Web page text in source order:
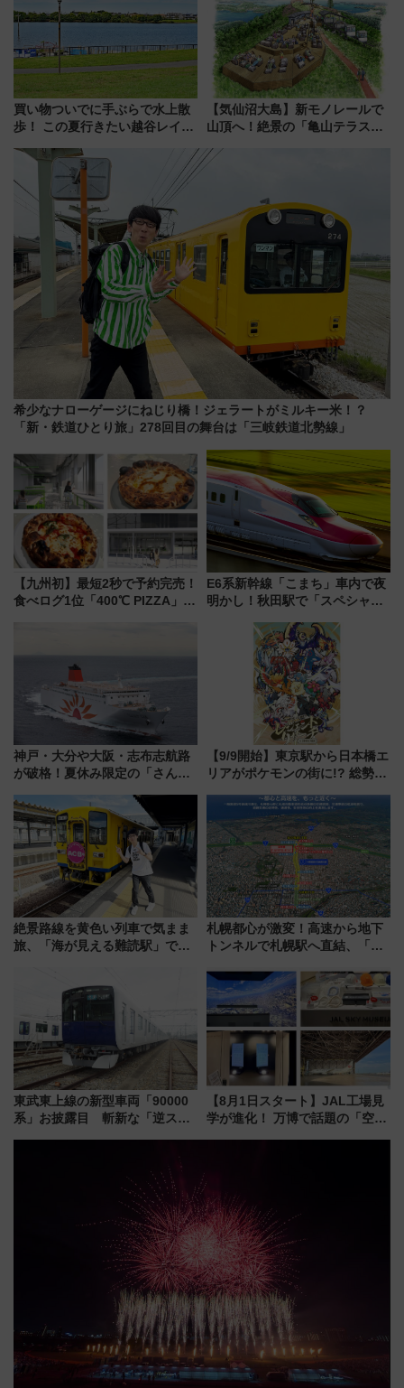
横浜へ！
買い物ついでに手ぶらで水上散
歩！ この夏行きたい越谷レイク
ア「LAKESIDE PARK」（埼玉
県越谷市）
【気仙沼大島】新モノレールで
山頂へ！絶景の「亀山テラス
暇村のお得な日帰りプランも登
希少なナローゲージにねじり橋！ジェラートがミルキー米！？
「新・鉄道ひとり旅」278回目の舞台は「三岐鉄道北勢線」
【九州初】最短2秒で予約完売！
食べログ1位「400℃ PIZZA」が
E6系新幹線「こまち」車内で夜
明かし！秋田駅で「スペシャル
神戸・大分や大阪・志布志航路
が破格！夏休み限定の「さんふ
ート 夕朝食ビュッフェ付きで
快適な船旅はいかが？
【9/9開始】東京駅から日本橋エ
リアがポケモンの街に!? 総勢
リサーチ」本格謎解き・グッズ
情報まとめ
絶景路線を黄色い列車で気まま
旅、「海が見える難読駅」で幸
の舞台は「島原鉄道」
札幌都心が激変！高速から地下
トンネルで札幌駅へ直結、「創
から本格着工、延長4.8km整備
事業の全貌
東武東上線の新型車両「90000
系」お披露目 斬新な「逆スラ
【8月1日スタート】JAL工場見
学が進化！ 万博で話題の「空飛